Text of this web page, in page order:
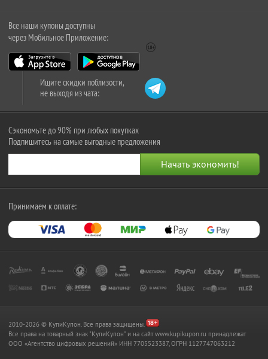
Все наши купоны доступны
через Мобильное Приложение:
Ищите скидки поблизости,
не выходя из чата:
Сэкономьте до 90% при любых покупках
Подпишитесь на самые выгодные предложения
Принимаем к оплате:
2010-2026 © КупиКупон. Все права защищены.
Все права на товарный знак "КупиКупон" и на сайт www.kupikupon.ru принадлежат
OOO «Агентство цифровых решений» ИНН 7705523387, ОГРН 1127747063212